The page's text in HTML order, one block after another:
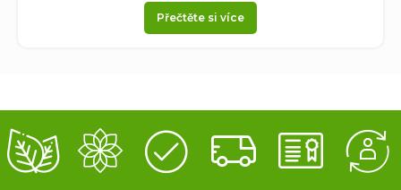
Přečtěte si více